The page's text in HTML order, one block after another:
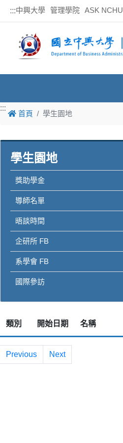
:::中興大學 管理學院 ASK NCHU
:::
首頁 學生園地
學生園地
獎助學金
導師名單
晤談時間
企研所 FB
系學會 FB
國際參訪
類別 開始日期 名稱
Previous Next